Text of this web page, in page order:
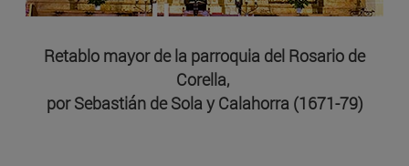
Retablo mayor de la parroquia del Rosario de
Corella,
por Sebastián de Sola y Calahorra (1671-79)